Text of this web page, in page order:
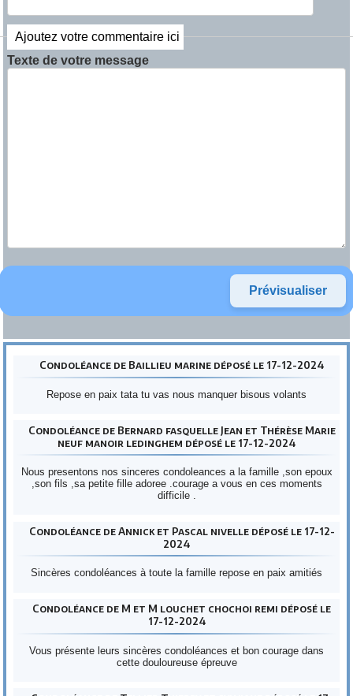
Ajoutez votre commentaire ici
Texte de votre message
Condoléance de Baillieu marine déposé le 17-12-2024
Repose en paix tata tu vas nous manquer bisous volants
Condoléance de Bernard fasquelle Jean et Thérèse Marie
neuf manoir ledinghem déposé le 17-12-2024
Nous presentons nos sinceres condoleances a la famille ,son epoux
,son fils ,sa petite fille adoree .courage a vous en ces moments
difficile .
Condoléance de Annick et Pascal nivelle déposé le 17-12-
2024
Sincères condoléances à toute la famille repose en paix amitiés
Condoléance de M et M louchet chochoi remi déposé le
17-12-2024
Vous présente leurs sincères condoléances et bon courage dans
cette douloureuse épreuve